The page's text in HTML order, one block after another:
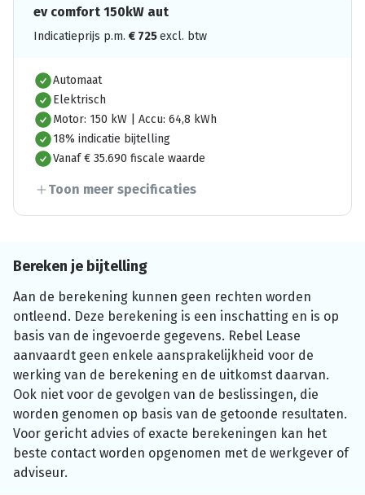
ev comfort 150kW aut
Indicatieprijs p.m. € 725excl. btw
Automaat
Elektrisch
Motor: 150 kW | Accu: 64,8 kWh
18% indicatie bijtelling
Vanaf € 35.690 fiscale waarde
Toon meer specificaties
Bereken je bijtelling
Aan de berekening kunnen geen rechten worden
ontleend. Deze berekening is een inschatting en is op
basis van de ingevoerde gegevens. Rebel Lease
aanvaardt geen enkele aansprakelijkheid voor de
werking van de berekening en de uitkomst daarvan.
Ook niet voor de gevolgen van de beslissingen, die
worden genomen op basis van de getoonde resultaten.
Voor gericht advies of exacte berekeningen kan het
beste contact worden opgenomen met de werkgever of
adviseur.